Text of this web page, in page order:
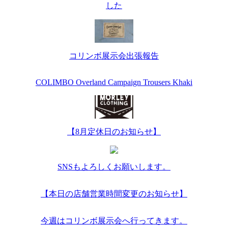
した
コリンボ展示会出張報告
COLIMBO Overland Campaign Trousers Khaki
【8月定休日のお知らせ】
SNSもよろしくお願いします。
【本日の店舗営業時間変更のお知らせ】
今週はコリンボ展示会へ行ってきます。